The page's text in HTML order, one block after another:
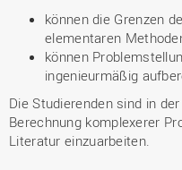
können die Grenzen
elementaren
können
ingenieurmäßig
Die Studierenden sind in
Berechnung komplexerer
Literatur einzuarbeiten.